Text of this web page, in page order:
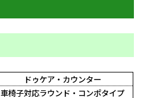
ドゥケア・カウンター
車椅子対応ラウンド・コンポタイプ